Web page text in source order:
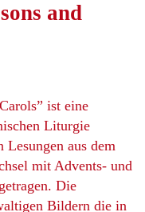
and
ist eine
Liturgie
aus dem
mit Advents- und
Die
Bildern die in